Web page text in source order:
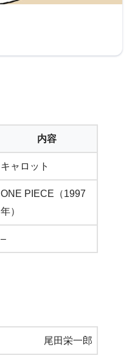
内容
キャロット
ONE PIECE（1997
年）
–
尾田栄一郎